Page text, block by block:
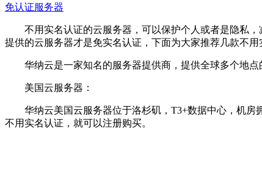
免认证服务器
不用实名认证的云服务器，可以保护个人或者是隐私，
提供的云服务器才是免实名认证，下面为大家推荐几款不用
华纳云是一家知名的服务器提供商，提供全球多个地点
美国云服务器：
华纳云美国云服务器位于洛杉矶，T3+数据中心，机房拥
不用实名认证，就可以注册购买。